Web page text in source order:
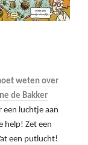
weten over
de Bakker
een luchtje aan
help! Zet een
een putlucht!